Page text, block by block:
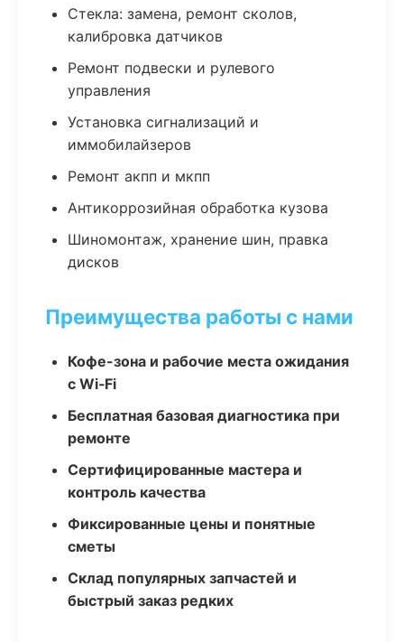
Стекла: замена, ремонт сколов,
калибровка датчиков
Ремонт подвески и рулевого
управления
Установка сигнализаций и
иммобилайзеров
Ремонт акпп и мкпп
Антикоррозийная обработка кузова
Шиномонтаж, хранение шин, правка
дисков
Преимущества работы с нами
Кофе-зона и рабочие места ожидания
с Wi‑Fi
Бесплатная базовая диагностика при
ремонте
Сертифицированные мастера и
контроль качества
Фиксированные цены и понятные
сметы
Склад популярных запчастей и
быстрый заказ редких